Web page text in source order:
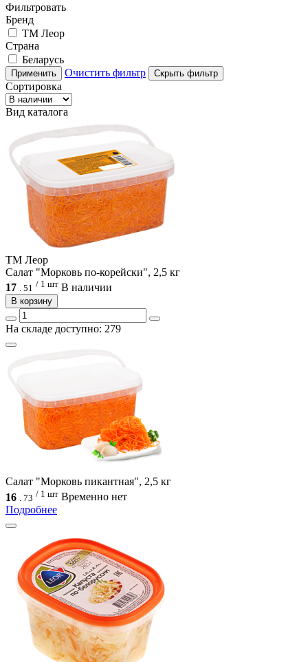
Фильтровать
Бренд
ТМ Леор
Страна
Беларусь
Применить Очистить фильтр Скрыть фильтр
Сортировка
Вид каталога
ТМ Леор
Салат "Морковь по-корейски", 2,5 кг
17 . 51 / 1 шт В наличии
В корзину
На складе доступно: 279
Салат "Морковь пикантная", 2,5 кг
16
73 / 1 шт Временно нет
Подробнее